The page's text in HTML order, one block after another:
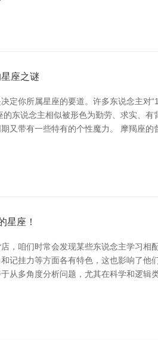
座之谜
定你所属星座的要道。许多东说念主对
东说念主相似被形色为勤劳、求实、
又带有一些特有的个性魔力。 摩羯座
星座！
，咱们时常会发现某些东说念主学习
记挂力等方面各有特色，这也影响了他
从多角度分析问题，尤其在科学和逻